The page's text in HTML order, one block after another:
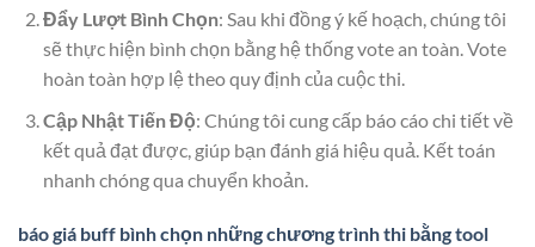
Đẩy Lượt Bình Chọn: Sau khi đồng ý kế hoạch, chúng tôi
sẽ thực hiện bình chọn bằng hệ thống vote an toàn. Vote
hoàn toàn hợp lệ theo quy định của cuộc thi.
Cập Nhật Tiến Độ: Chúng tôi cung cấp báo cáo chi tiết về
kết quả đạt được, giúp bạn đánh giá hiệu quả. Kết toán
nhanh chóng qua chuyển khoản.
báo giá buff bình chọn những chương trình thi bằng tool